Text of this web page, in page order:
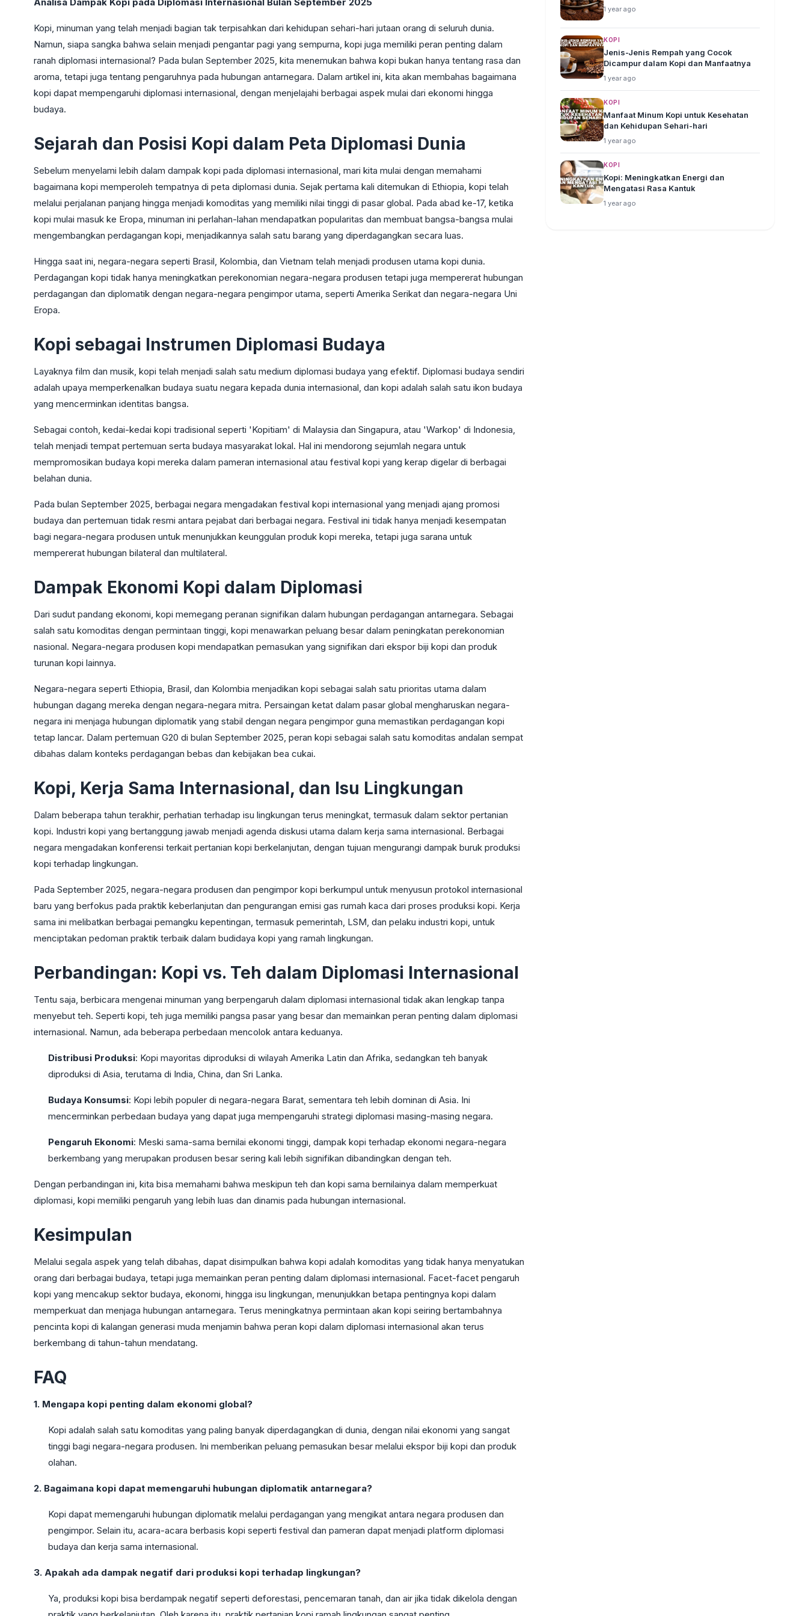
Kopi, minuman yang telah menjadi bagian tak terpisahkan dari kehidupan sehari-hari jutaan orang di seluruh dunia.
Namun, siapa sangka bahwa selain menjadi pengantar pagi yang sempurna, kopi juga memiliki peran penting dalam
ranah diplomasi internasional? Pada bulan September 2025, kita menemukan bahwa kopi bukan hanya tentang rasa dan
aroma, tetapi juga tentang pengaruhnya pada hubungan antarnegara. Dalam artikel ini, kita akan membahas bagaimana
kopi dapat mempengaruhi diplomasi internasional, dengan menjelajahi berbagai aspek mulai dari ekonomi hingga
budaya.
Sejarah dan Posisi Kopi dalam Peta Diplomasi Dunia
Sebelum menyelami lebih dalam dampak kopi pada diplomasi internasional, mari kita mulai dengan memahami
bagaimana kopi memperoleh tempatnya di peta diplomasi dunia. Sejak pertama kali ditemukan di Ethiopia, kopi telah
melalui perjalanan panjang hingga menjadi komoditas yang memiliki nilai tinggi di pasar global. Pada abad ke-17, ketika
kopi mulai masuk ke Eropa, minuman ini perlahan-lahan mendapatkan popularitas dan membuat bangsa-bangsa mulai
mengembangkan perdagangan kopi, menjadikannya salah satu barang yang diperdagangkan secara luas.
Hingga saat ini, negara-negara seperti Brasil, Kolombia, dan Vietnam telah menjadi produsen utama kopi dunia.
Perdagangan kopi tidak hanya meningkatkan perekonomian negara-negara produsen tetapi juga mempererat hubungan
perdagangan dan diplomatik dengan negara-negara pengimpor utama, seperti Amerika Serikat dan negara-negara Uni
Eropa.
Kopi sebagai Instrumen Diplomasi Budaya
Layaknya film dan musik, kopi telah menjadi salah satu medium diplomasi budaya yang efektif. Diplomasi budaya sendiri
adalah upaya memperkenalkan budaya suatu negara kepada dunia internasional, dan kopi adalah salah satu ikon budaya
yang mencerminkan identitas bangsa.
Sebagai contoh, kedai-kedai kopi tradisional seperti 'Kopitiam' di Malaysia dan Singapura, atau 'Warkop' di Indonesia,
telah menjadi tempat pertemuan serta budaya masyarakat lokal. Hal ini mendorong sejumlah negara untuk
mempromosikan budaya kopi mereka dalam pameran internasional atau festival kopi yang kerap digelar di berbagai
belahan dunia.
Pada bulan September 2025, berbagai negara mengadakan festival kopi internasional yang menjadi ajang promosi
budaya dan pertemuan tidak resmi antara pejabat dari berbagai negara. Festival ini tidak hanya menjadi kesempatan
bagi negara-negara produsen untuk menunjukkan keunggulan produk kopi mereka, tetapi juga sarana untuk
mempererat hubungan bilateral dan multilateral.
Dampak Ekonomi Kopi dalam Diplomasi
Dari sudut pandang ekonomi, kopi memegang peranan signifikan dalam hubungan perdagangan antarnegara. Sebagai
salah satu komoditas dengan permintaan tinggi, kopi menawarkan peluang besar dalam peningkatan perekonomian
nasional. Negara-negara produsen kopi mendapatkan pemasukan yang signifikan dari ekspor biji kopi dan produk
turunan kopi lainnya.
Negara-negara seperti Ethiopia, Brasil, dan Kolombia menjadikan kopi sebagai salah satu prioritas utama dalam
hubungan dagang mereka dengan negara-negara mitra. Persaingan ketat dalam pasar global mengharuskan negara-
negara ini menjaga hubungan diplomatik yang stabil dengan negara pengimpor guna memastikan perdagangan kopi
tetap lancar. Dalam pertemuan G20 di bulan September 2025, peran kopi sebagai salah satu komoditas andalan sempat
dibahas dalam konteks perdagangan bebas dan kebijakan bea cukai.
Kopi, Kerja Sama Internasional, dan Isu Lingkungan
Dalam beberapa tahun terakhir, perhatian terhadap isu lingkungan terus meningkat, termasuk dalam sektor pertanian
kopi. Industri kopi yang bertanggung jawab menjadi agenda diskusi utama dalam kerja sama internasional. Berbagai
negara mengadakan konferensi terkait pertanian kopi berkelanjutan, dengan tujuan mengurangi dampak buruk produksi
kopi terhadap lingkungan.
Pada September 2025, negara-negara produsen dan pengimpor kopi berkumpul untuk menyusun protokol internasional
baru yang berfokus pada praktik keberlanjutan dan pengurangan emisi gas rumah kaca dari proses produksi kopi. Kerja
sama ini melibatkan berbagai pemangku kepentingan, termasuk pemerintah, LSM, dan pelaku industri kopi, untuk
menciptakan pedoman praktik terbaik dalam budidaya kopi yang ramah lingkungan.
Perbandingan: Kopi vs. Teh dalam Diplomasi Internasional
Tentu saja, berbicara mengenai minuman yang berpengaruh dalam diplomasi internasional tidak akan lengkap tanpa
menyebut teh. Seperti kopi, teh juga memiliki pangsa pasar yang besar dan memainkan peran penting dalam diplomasi
internasional. Namun, ada beberapa perbedaan mencolok antara keduanya.
Distribusi Produksi: Kopi mayoritas diproduksi di wilayah Amerika Latin dan Afrika, sedangkan teh banyak
diproduksi di Asia, terutama di India, China, dan Sri Lanka.
Budaya Konsumsi: Kopi lebih populer di negara-negara Barat, sementara teh lebih dominan di Asia. Ini
mencerminkan perbedaan budaya yang dapat juga mempengaruhi strategi diplomasi masing-masing negara.
Pengaruh Ekonomi: Meski sama-sama bernilai ekonomi tinggi, dampak kopi terhadap ekonomi negara-negara
berkembang yang merupakan produsen besar sering kali lebih signifikan dibandingkan dengan teh.
Dengan perbandingan ini, kita bisa memahami bahwa meskipun teh dan kopi sama bernilainya dalam memperkuat
diplomasi, kopi memiliki pengaruh yang lebih luas dan dinamis pada hubungan internasional.
Kesimpulan
Melalui segala aspek yang telah dibahas, dapat disimpulkan bahwa kopi adalah komoditas yang tidak hanya menyatukan
orang dari berbagai budaya, tetapi juga memainkan peran penting dalam diplomasi internasional. Facet-facet pengaruh
kopi yang mencakup sektor budaya, ekonomi, hingga isu lingkungan, menunjukkan betapa pentingnya kopi dalam
memperkuat dan menjaga hubungan antarnegara. Terus meningkatnya permintaan akan kopi seiring bertambahnya
pencinta kopi di kalangan generasi muda menjamin bahwa peran kopi dalam diplomasi internasional akan terus
berkembang di tahun-tahun mendatang.
FAQ
1. Mengapa kopi penting dalam ekonomi global?
Kopi adalah salah satu komoditas yang paling banyak diperdagangkan di dunia, dengan nilai ekonomi yang sangat
tinggi bagi negara-negara produsen. Ini memberikan peluang pemasukan besar melalui ekspor biji kopi dan produk
olahan.
2. Bagaimana kopi dapat memengaruhi hubungan diplomatik antarnegara?
Kopi dapat memengaruhi hubungan diplomatik melalui perdagangan yang mengikat antara negara produsen dan
pengimpor. Selain itu, acara-acara berbasis kopi seperti festival dan pameran dapat menjadi platform diplomasi
budaya dan kerja sama internasional.
3. Apakah ada dampak negatif dari produksi kopi terhadap lingkungan?
Ya, produksi kopi bisa berdampak negatif seperti deforestasi, pencemaran tanah, dan air jika tidak dikelola dengan
1 year ago
KOPI
Jenis-Jenis Rempah yang Cocok
Dicampur dalam Kopi dan Manfaatnya
1 year ago
KOPI
Manfaat Minum Kopi untuk Kesehatan
dan Kehidupan Sehari-hari
1 year ago
KOPI
Kopi: Meningkatkan Energi dan
Mengatasi Rasa Kantuk
1 year ago